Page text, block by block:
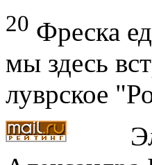
20 Фреска
мы здесь
луврское